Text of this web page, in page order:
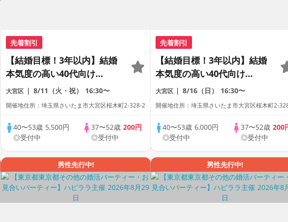
先着割引
【結婚目標！3年以内】結婚
本気度の高い40代向け
Party♪
大宮区 8/11（火・祝） 16:30〜
開催地住所：埼玉県さいたま市大宮区桜木町2-328-2
40〜53歳 5,500円
◎受付中
37〜52歳200円
◎受付中
先着割引
【結婚目標！3年以内】結婚
本気度の高い40代向け
Party♪
大宮区 8/16（日） 16:30〜
開催地住所：埼玉県さいたま市大宮区桜木町2-
40〜53歳6,000円
◎受付中
37〜52歳 200
◎受付中
男性先行中! 男性先行中!